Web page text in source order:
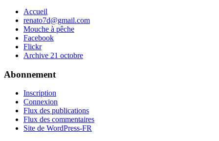
Accueil
renato7d@gmail.com
Mouche à pêche
Facebook
Flickr
Archive 21 octobre
Abonnement
Inscription
Connexion
Flux des publications
Flux des commentaires
Site de WordPress-FR